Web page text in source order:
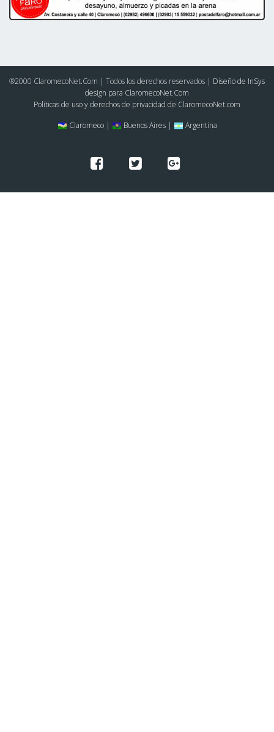
®2000 ClaromecoNet.Com | Todos los derechos reservados | Diseño de InSys
design para ClaromecoNet.Com
Políticas de uso y derechos de privacidad de ClaromecoNet.com
Claromeco |
Buenos Aires | Argentina